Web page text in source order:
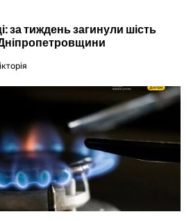
за тиждень загинули шість